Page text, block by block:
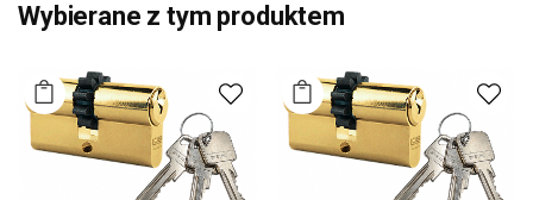
Wybierane z tym produktem